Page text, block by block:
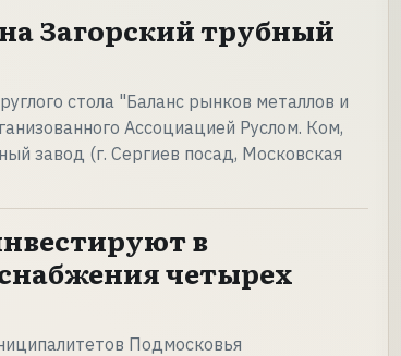
Загорский трубный
стола "Баланс рынков металлов и
Ассоциацией Руслом. Ком,
завод (г. Сергиев посад, Московская
в
четырех
Подмосковья